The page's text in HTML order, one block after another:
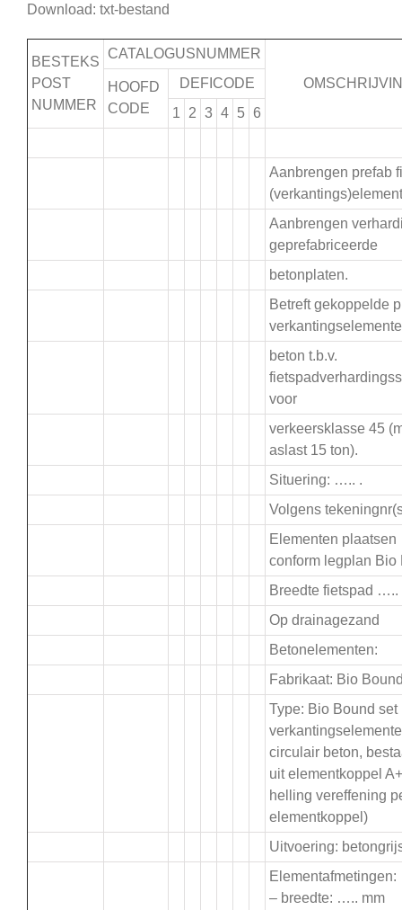
Download: txt-bestand
BESTEKS
POST
NUMMER
CATALOGUSNUMMER
HOOFD
CODE
DEFICODE
1
2 3 4 5 6
Aanbrengen prefab
Aanbrengen
geprefabriceerde
betonplaten.
Betreft gekoppelde
beton t.b.v.
voor
verkeersklasse 45
aslast 15 ton).
Situering: ….. .
Volgens
Elementen plaatsen
conform legplan Bio
Breedte fietspad …..
Op drainagezand
Betonelementen:
Fabrikaat: Bio
Type: Bio Bound set
circulair beton,
uit elementkoppel
helling vereffening
elementkoppel)
Uitvoering:
Elementafmetingen:
– breedte: ….. mm